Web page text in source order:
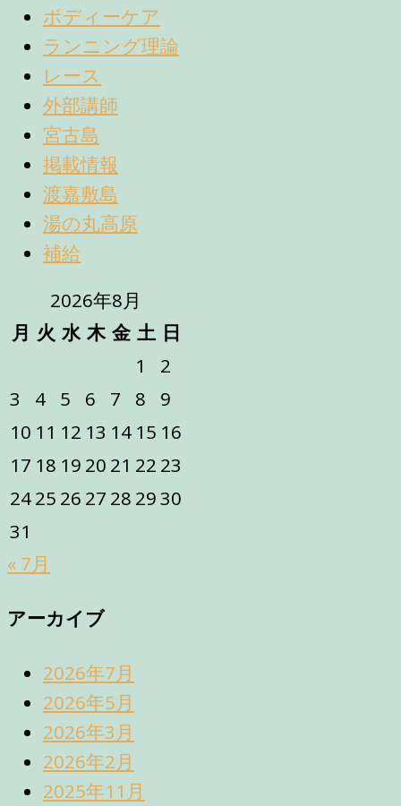
ボディーケア
ランニング理論
レース
外部講師
宮古島
掲載情報
渡嘉敷島
湯の丸高原
補給
2026年8月
月 火 水 木 金 土 日
1
2
3
4 5 6 7 8
9
10 11 12 13 14 15 16
17 18 19 20 21 22 23
2425 26 27 28 2930
31
« 7月
アーカイブ
2026年7月
2026年5月
2026年3月
2026年2月
2025年11月